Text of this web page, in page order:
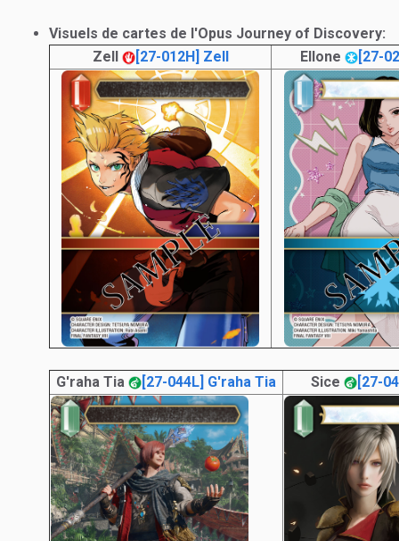
Visuels de cartes de l'Opus Journey of Discovery:
Zell
[27-012H] Zell Ellone [27-
G'raha Tia [27-044L] G'raha Tia Sice [27-